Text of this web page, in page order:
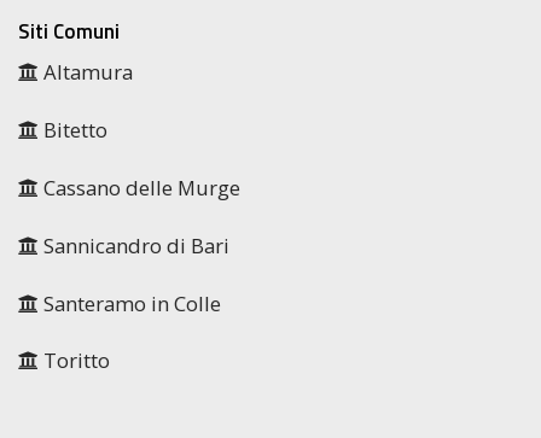
Siti Comuni
Altamura
Bitetto
Cassano delle Murge
Sannicandro di Bari
Santeramo in Colle
Toritto